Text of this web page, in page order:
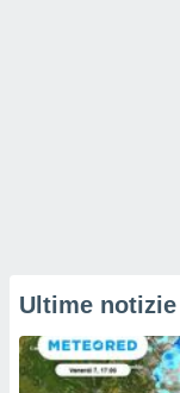
Ultime notizie